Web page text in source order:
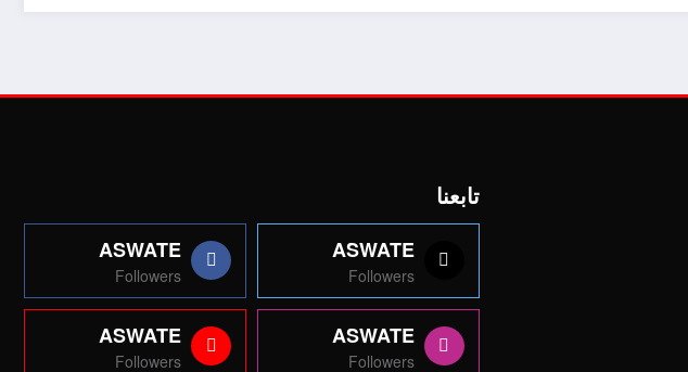
تابعنا
ASWATE
Followers
ASWATE
Followers
ASWATE
Followers
ASWATE
Followers